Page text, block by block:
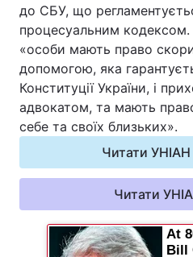
до СБУ, що
процесуальним кодексом.
«особи мають право
допомогою, яка
Конституції України, і
адвокатом, та мають
себе та своїх близьких».
Читати УНІАН
Читати